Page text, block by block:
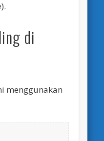
di
menggunakan